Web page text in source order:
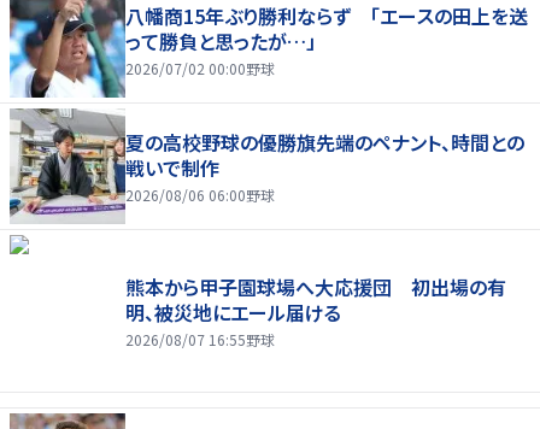
八幡商15年ぶり勝利ならず 「エースの田上を送
って勝負と思ったが…」
2026/07/02 00:00野球
夏の高校野球の優勝旗先端のペナント、時間との
戦いで制作
2026/08/06 06:00野球
熊本から甲子園球場へ大応援団 初出場の有
明、被災地にエール届ける
2026/08/07 16:55野球